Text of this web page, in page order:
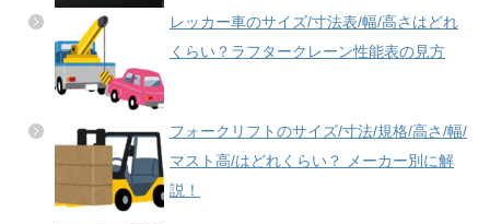
レッカー車のサイズ/寸法表/幅/高さはどれ
くらい？ラフタークレーン性能表の見方
フォークリフトのサイズ/寸法/規格/高さ/幅/
マスト高/はどれくらい？ メーカー別に解
説！